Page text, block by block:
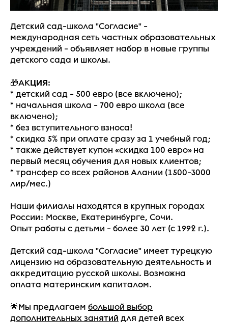
Детский сад-школа "Согласие" -
международная сеть частных образовательных
учреждений - объявляет набор в новые группы
детского сада и школы.
🎁АКЦИЯ:
* детский сад - 500 евро (все включено);
* начальная школа - 700 евро школа (все
включено);
* без вступительного взноса!
* скидка 5% при оплате сразу за 1 учебный год;
* также действует купон «скидка 100 евро» на
первый месяц обучения для новых клиентов;
* трансфер со всех районов Алании (1500-3000
лир/мес.)
Наши филиалы находятся в крупных городах
России: Москве, Екатеринбурге, Сочи.
Опыт работы с детьми - более 30 лет (с 1992 г.).
Детский сад-школа "Согласие" имеет турецкую
лицензию на образовательную деятельность и
аккредитацию русской школы. Возможна
оплата материнским капиталом.
🌟Мы предлагаем большой выбор
дополнительных занятий для детей всех